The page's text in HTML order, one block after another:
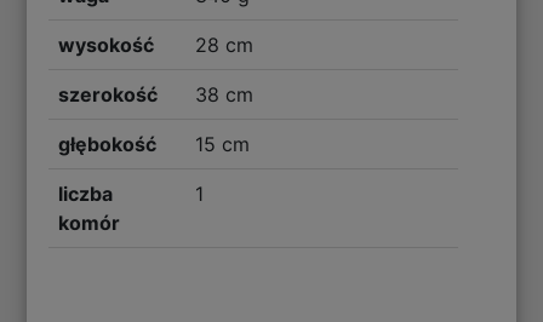
wysokość 28 cm
szerokość 38 cm
głębokość 15 cm
liczba
komór
1